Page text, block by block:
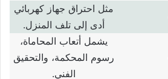
مثل احتراق جهاز كهربائي
أدى إلى تلف المنزل.
يشمل أتعاب المحاماة،
رسوم المحكمة، والتحقيق
الفني.